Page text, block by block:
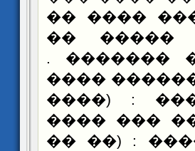
����� ��
�����
��������
���
�� �����
������ ��
������